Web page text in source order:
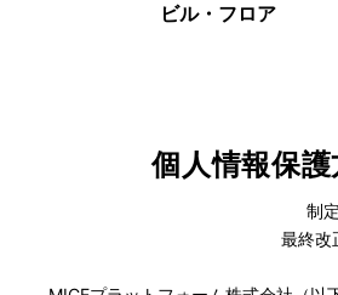
ビル・フロア
個人情報保
制
最終